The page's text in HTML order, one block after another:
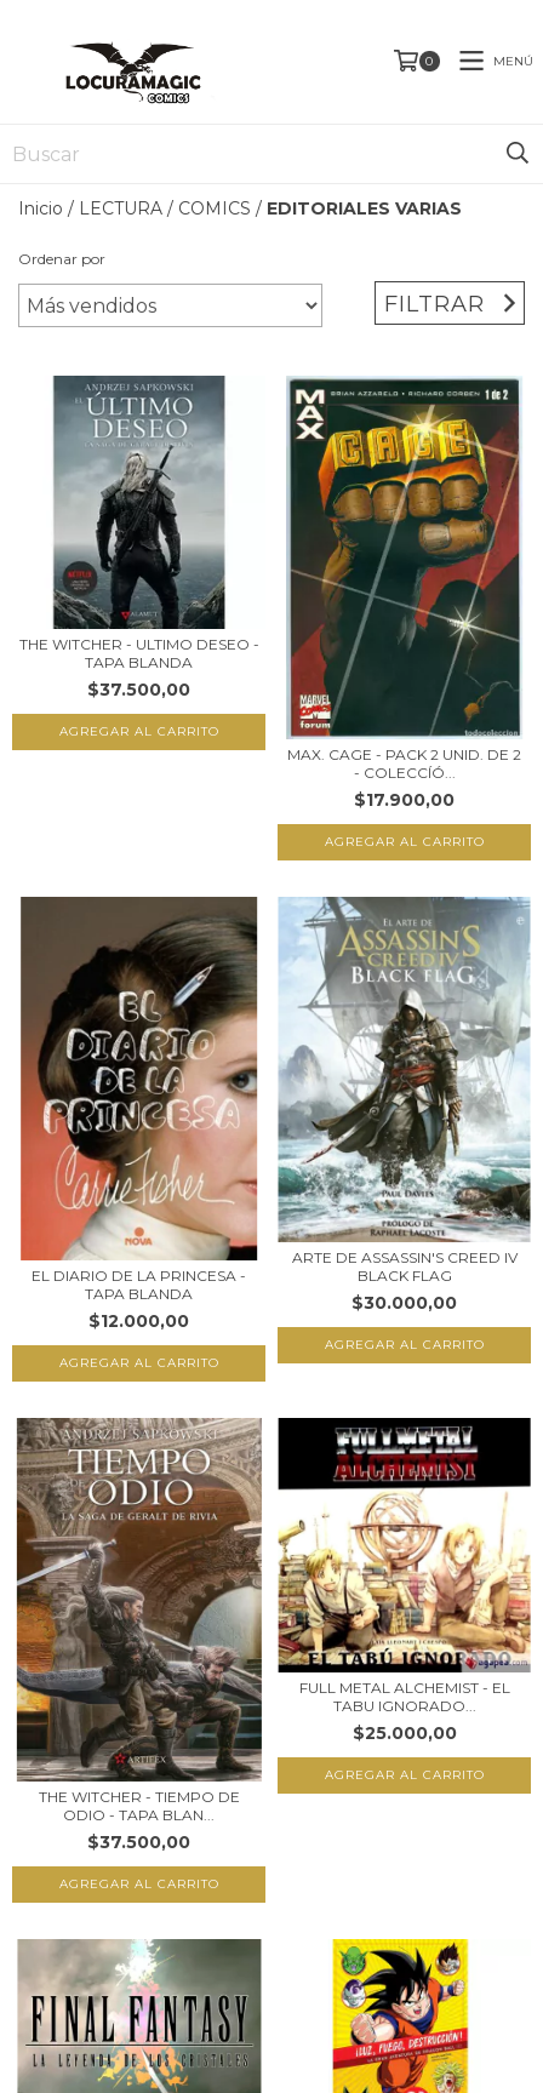
0 MENÚ
Inicio / LECTURA / COMICS / EDITORIALES VARIAS
Ordenar por
FILTRAR
THE WITCHER - ULTIMO DESEO -
TAPA BLANDA
$37.500,00
MAX. CAGE - PACK 2 UNID. DE 2
- COLECCÍÓ...
$17.900,00
EL DIARIO DE LA PRINCESA -
TAPA BLANDA
$12.000,00
ARTE DE ASSASSIN'S CREED IV
BLACK FLAG
$30.000,00
THE WITCHER - TIEMPO DE
ODIO - TAPA BLAN...
$37.500,00
FULL METAL ALCHEMIST - EL
TABU IGNORADO...
$25.000,00